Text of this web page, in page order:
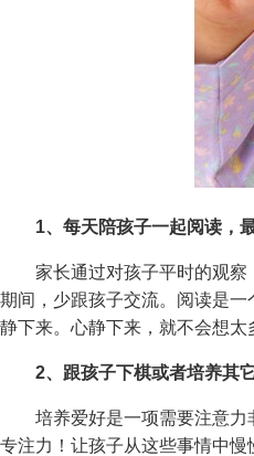
1、每天陪孩子一起阅读，
家长通过对孩子平时的观察
期间，少跟孩子交流。阅读是
静下来。心静下来，就不会想
2、跟孩子下棋或者培养其
培养爱好是一项需要注意力
专注力！让孩子从这些事情中